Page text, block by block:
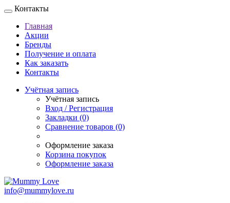
Контакты
Главная
Акции
Бренды
Получение и оплата
Как заказать
Контакты
Учётная запись
Учётная запись
Вход / Регистрация
Закладки (0)
Сравнение товаров (0)
Оформление заказа
Корзина покупок
Оформление заказа
info@mummylove.ru